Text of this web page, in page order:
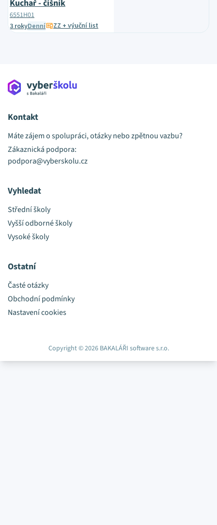
Kuchař - číšník
6551H01
3 rokyDenní ZZ + výuční list
Kontakt
Máte zájem o spolupráci, otázky nebo zpětnou vazbu?
Zákaznická podpora:
podpora@vyberskolu.cz
Vyhledat
Střední školy
Vyšší odborné školy
Vysoké školy
Ostatní
Časté otázky
Obchodní podmínky
Nastavení cookies
Copyright © 2026 BAKALÁŘI software s.r.o.